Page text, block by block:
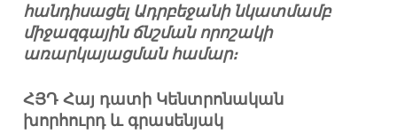
հանդիսացել Ադրբեջանի նկատմամբ
միջազգային ճնշման որոշակի
առարկայացման համար։
ՀՅԴ Հայ դատի Կենտրոնական
խորհուրդ և գրասենյակ